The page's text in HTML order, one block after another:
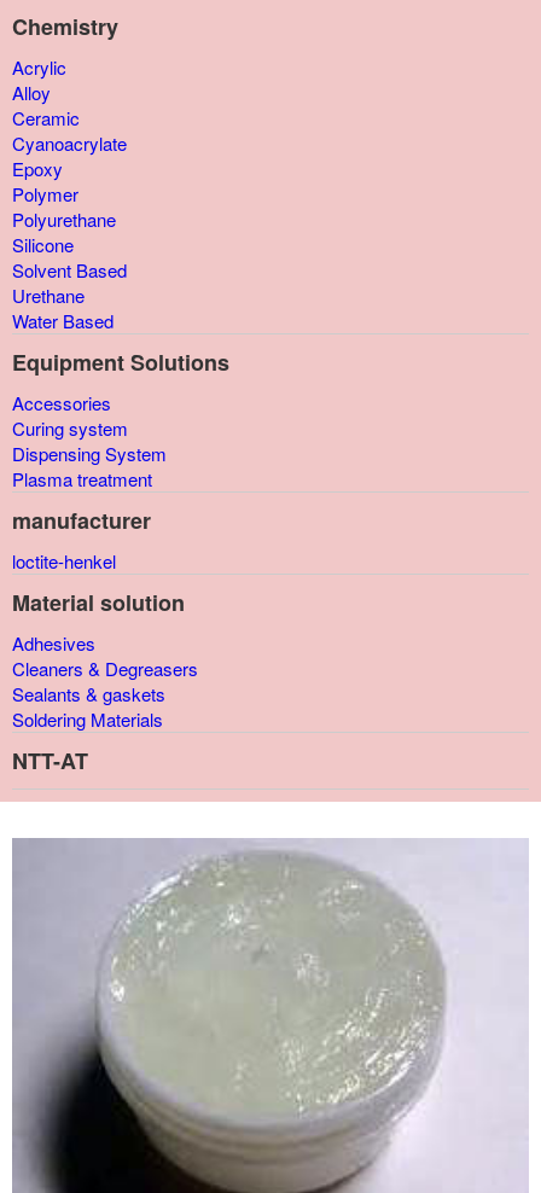
Chemistry
Acrylic
Alloy
Ceramic
Cyanoacrylate
Epoxy
Polymer
Polyurethane
Silicone
Solvent Based
Urethane
Water Based
Equipment Solutions
Accessories
Curing system
Dispensing System
Plasma treatment
manufacturer
loctite-henkel
Material solution
Adhesives
Cleaners & Degreasers
Sealants & gaskets
Soldering Materials
NTT-AT